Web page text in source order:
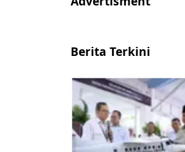
Berita Terkini